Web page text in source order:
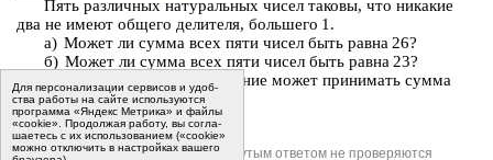
Пять раз­лич­ных на­ту­раль­ных чисел та­ко­вы, что ни­ка­кие
два не имеют об­ще­го де­ли­те­ля, боль­ше­го 1.
а) Может ли сумма всех пяти чисел быть равна 26?
б) Может ли сумма всех пяти чисел быть равна 23?
в) Какое наи­мень­шее зна­че­ние может при­ни­мать сумма
всех пяти чисел?
Решения заданий с развернутым ответом не проверяются
Для пер­со­на­ли­за­ции сер­ви­сов и удоб­
ства ра­бо­ты на сайте ис­поль­зу­ют­ся
программа «Яндекс Метрика» и файлы
«cookie». Про­дол­жая ра­бо­ту, вы со­гла­
ша­е­тесь с их ис­поль­зо­ва­ни­ем («cookie»
мо­жно от­клю­чить в на­строй­ках ва­ше­го